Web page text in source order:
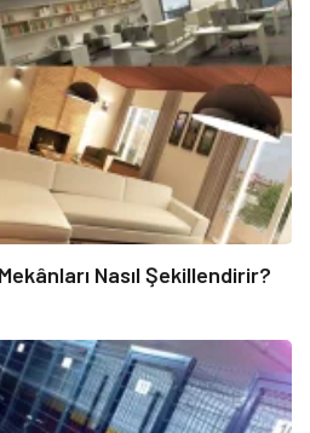
Nasıl Şekillendirir?